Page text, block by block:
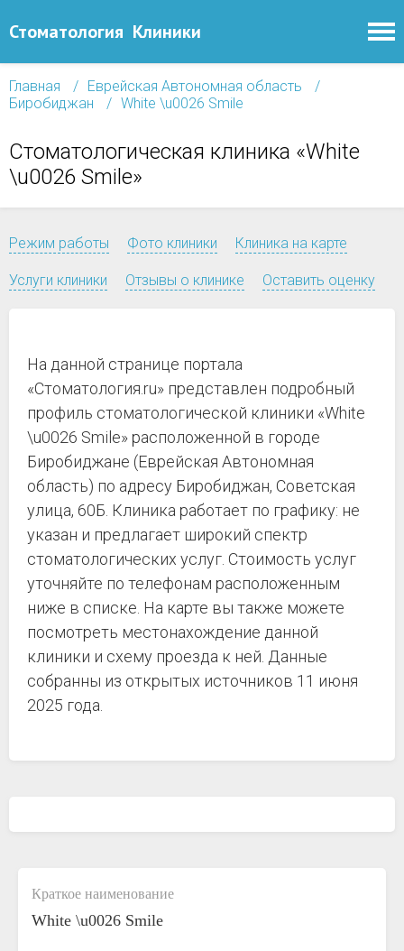
Стоматология Клиники
Главная
Еврейская Автономная область
Биробиджан
White \u0026 Smile
Стоматологическая клиника «White
\u0026 Smile»
Режим работы Фото клиники Клиника на карте
Услуги клиники Отзывы о клинике Оставить оценку
На данной странице портала
«Стоматология.ru» представлен подробный
профиль стоматологической клиники «White
\u0026 Smile» расположенной в городе
Биробиджане (Еврейская Автономная
область) по адресу Биробиджан, Советская
улица, 60Б. Клиника работает по графику: не
указан и предлагает широкий спектр
стоматологических услуг. Стоимость услуг
уточняйте по телефонам расположенным
ниже в списке. На карте вы также можете
посмотреть местонахождение данной
клиники и схему проезда к ней. Данные
собранны из открытых источников 11 июня
2025 года.
Краткое наименование
White \u0026 Smile